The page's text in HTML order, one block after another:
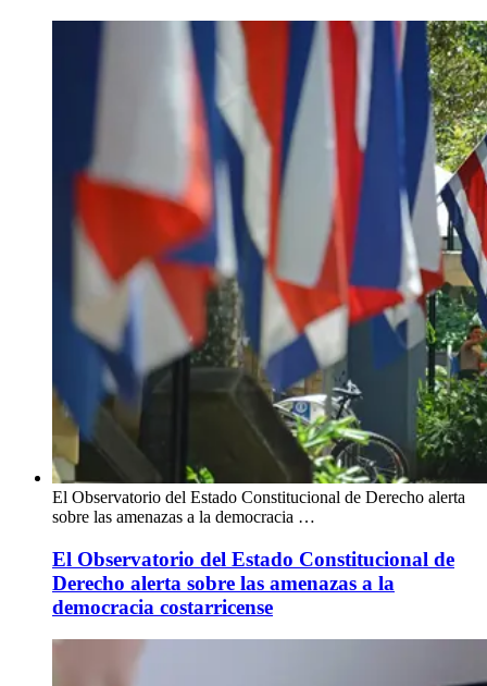
El Observatorio del Estado Constitucional de Derecho alerta
sobre las amenazas a la democracia …
El Observatorio del Estado Constitucional de
Derecho alerta sobre las amenazas a la
democracia costarricense